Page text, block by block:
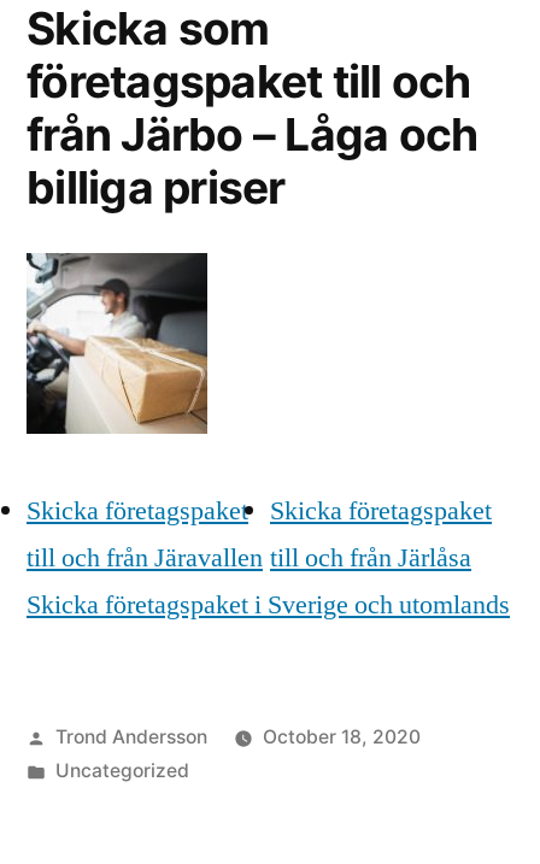
Skicka som
företagspaket till och
från Järbo – Låga och
billiga priser
Skicka företagspaket
till och från Järavallen
Skicka företagspaket
till och från Järlåsa
Skicka företagspaket i Sverige och utomlands
Posted
by
Trond Andersson
October 18, 2020
Posted
Uncategorized